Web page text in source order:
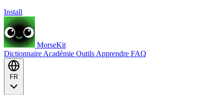
Install
MorseKit
Dictionnaire Académie Outils Apprendre FAQ